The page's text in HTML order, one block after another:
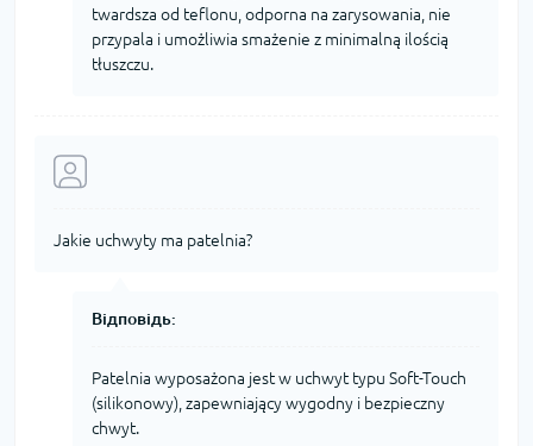
twardsza od teflonu, odporna na zarysowania, nie
przypala i umożliwia smażenie z minimalną ilością
tłuszczu.
Jakie uchwyty ma patelnia?
Відповідь:
Patelnia wyposażona jest w uchwyt typu Soft-Touch
(silikonowy), zapewniający wygodny i bezpieczny
chwyt.